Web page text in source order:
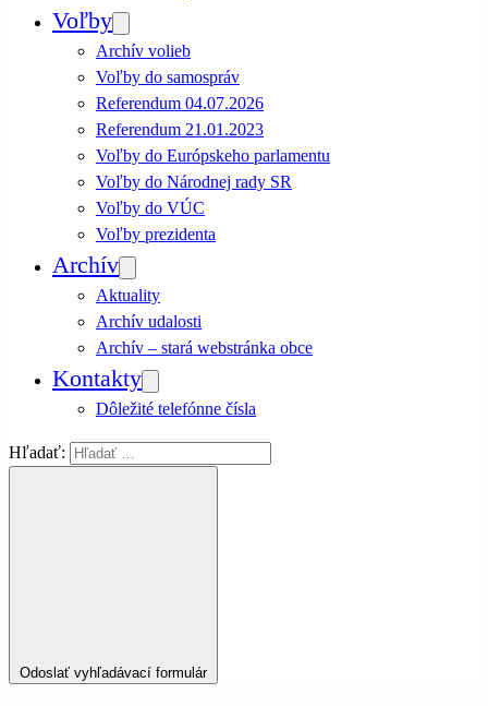
Voľby
Archív volieb
Voľby do samospráv
Referendum 04.07.2026
Referendum 21.01.2023
Voľby do Európskeho parlamentu
Voľby do Národnej rady SR
Voľby do VÚC
Voľby prezidenta
Archív
Aktuality
Archív udalosti
Archív – stará webstránka obce
Kontakty
Dôležité telefónne čísla
Hľadať:
Odoslať vyhľadávací formulár